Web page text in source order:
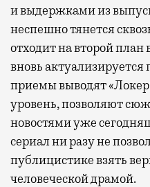
и выдержками из
неспешно тянется
отходит на второй план
вновь
приемы выводят
уровень, позволяют
новостями уже
сериал ни разу не
публицистике взять
человеческой драмой.